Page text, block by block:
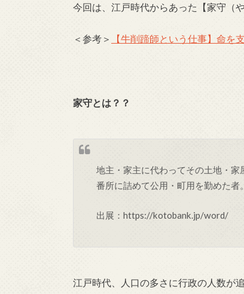
今回は、江戸時代からあった【家守（
＜参考＞ 【牛削蹄師という仕事】命を
家守とは？？
地主・家主に代わってその土地・
番所に詰めて公用・町用を勤めた者
出展：https://kotobank.jp/word/
江戸時代、人口の多さに行政の人数が